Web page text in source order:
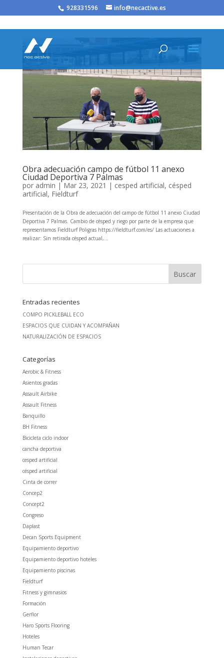
/* JS para menú plegable móvil Divi */
928331596 info@necactive.es
Obra adecuación campo de fútbol 11 anexo
Ciudad Deportiva 7 Palmas
por admin | Mar 23, 2021 | cesped artificial, césped
artificial, Fieldturf
Presentación de la Obra de adecuación del campo de fútbol 11 anexo Ciudad
Deportiva 7 Palmas. Cambio de césped y riego por parte de la empresa que
representamos Fieldturf Poligras https://fieldturf.com/es/ Las actuaciones a
realizar: Sin retirada césped actual,...
Entradas recientes
COMPO PICKLEBALL ECO
ESPACIOS QUE CUIDAN Y ACOMPAÑAN
NATURALIZACIÓN DE ESPACIOS
Categorías
Aerobic & Fitness
Asientos gradas
Assault Airbike
Assault Fitness
Banquillo
BH Fitness
Bicicleta ciclo indoor
cancha deportiva
cesped artificial
césped artificial
Cinta de correr
Concep2
Concept2
Congreso
Daplast
Decan Sports Equipment
Equipamiento deportivo
Equipamiento deportivo hoteles
Equipamiento piscinas
Fieldturf
Fitness y gimnasios
Formación
Gerflor
Haro Sports Flooring
Hoteles
Human Tecar